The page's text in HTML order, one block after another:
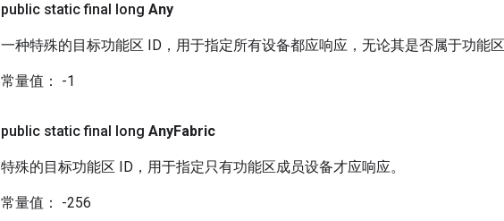
public static final long Any
一种特殊的目标功能区 ID，用于指定所有设备都应响应，无论其是否属于功能
常量值 ： -1
public static final long AnyFabric
特殊的目标功能区 ID，用于指定只有功能区成员设备才应响应。
常量值 ： -256